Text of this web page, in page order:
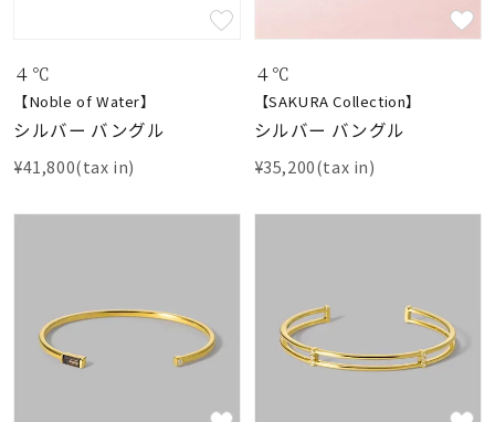
４℃
【Noble of Water】
シルバー バングル
¥41,800(tax in)
４℃
【SAKURA Collection】
シルバー バングル
¥35,200(tax in)